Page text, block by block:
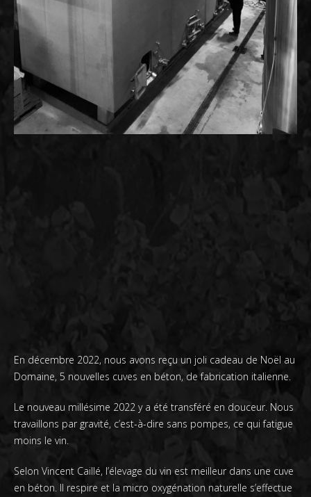
En décembre 2022, nous avons reçu un joli cadeau de Noël au
Domaine, 5 nouvelles cuves en béton, de fabrication italienne.
Le nouveau millésime 2022 y a été transféré en douceur. Nous
travaillons par gravité, c’est-à-dire sans pompes, ce qui fatigue
moins le vin.
Selon Vincent Caillé, l’élevage du vin est meilleur dans une cuve
en béton. Il respire et la micro oxygénation naturelle s’effectue